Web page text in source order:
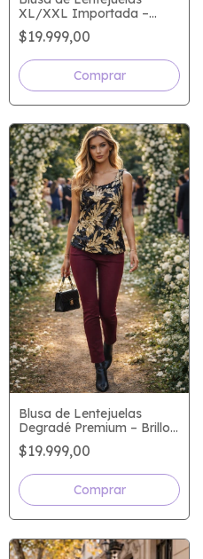
XL/XXL Importada –
Brillo Premium que
Hipnotiza
$19.999,00
Blusa de Lentejuelas
Degradé Premium – Brillo
Hipnótico que Enamora
$19.999,00